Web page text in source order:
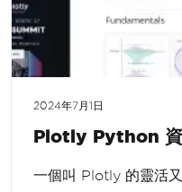
2024年7月1日
Plotly Python 資
一個叫 Plotly 的靈活